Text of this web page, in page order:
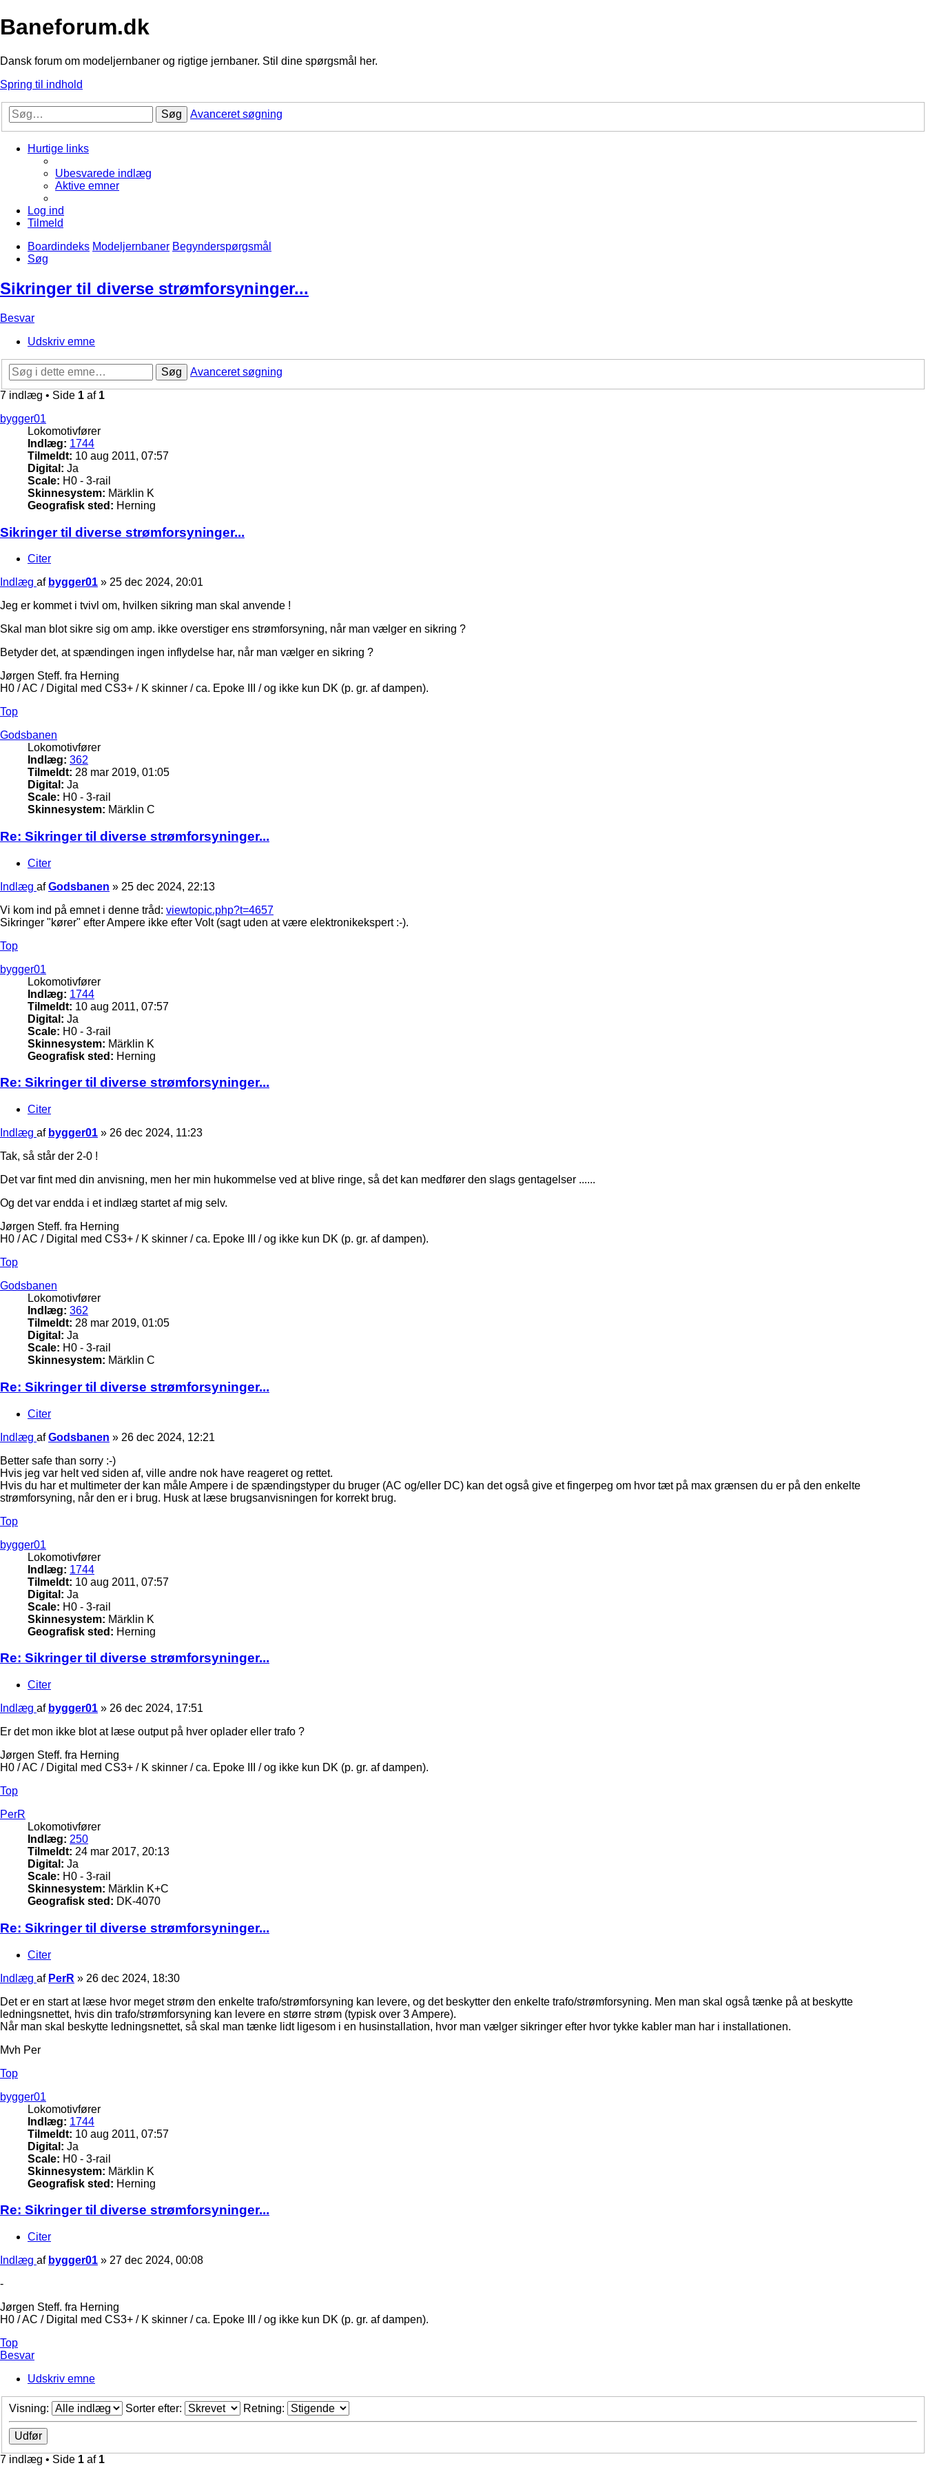
Baneforum.dk
Dansk forum om modeljernbaner og rigtige jernbaner. Stil dine spørgsmål her.
Spring til indhold
Søg Avanceret søgning
Hurtige links
Ubesvarede indlæg
Aktive emner
Log ind
Tilmeld
Boardindeks Modeljernbaner Begynderspørgsmål
Søg
Sikringer til diverse strømforsyninger...
Besvar
Udskriv emne
Søg
Avanceret søgning
7 indlæg • Side 1 af 1
bygger01
Lokomotivfører
Indlæg: 1744
Tilmeldt: 10 aug 2011, 07:57
Digital: Ja
Scale: H0 - 3-rail
Skinnesystem: Märklin K
Geografisk sted: Herning
Sikringer til diverse strømforsyninger...
Citer
Indlæg af bygger01 » 25 dec 2024, 20:01
Jeg er kommet i tvivl om, hvilken sikring man skal anvende !
Skal man blot sikre sig om amp. ikke overstiger ens strømforsyning, når man vælger en sikring ?
Betyder det, at spændingen ingen inflydelse har, når man vælger en sikring ?
Jørgen Steff. fra Herning
H0 / AC / Digital med CS3+ / K skinner / ca. Epoke III / og ikke kun DK (p. gr. af dampen).
Top
Godsbanen
Lokomotivfører
Indlæg: 362
Tilmeldt: 28 mar 2019, 01:05
Digital: Ja
Scale: H0 - 3-rail
Skinnesystem: Märklin C
Re: Sikringer til diverse strømforsyninger...
Citer
Indlæg afGodsbanen » 25 dec 2024, 22:13
Vi kom ind på emnet i denne tråd: viewtopic.php?t=4657
Sikringer "kører" efter Ampere ikke efter Volt (sagt uden at være elektronikekspert :-).
Top
bygger01
Lokomotivfører
Indlæg: 1744
Tilmeldt: 10 aug 2011, 07:57
Digital: Ja
Scale: H0 - 3-rail
Skinnesystem: Märklin K
Geografisk sted: Herning
Re: Sikringer til diverse strømforsyninger...
Citer
Indlæg af bygger01 » 26 dec 2024, 11:23
Tak, så står der 2-0 !
Det var fint med din anvisning, men her min hukommelse ved at blive ringe, så det kan medfører den slags gentagelser ......
Og det var endda i et indlæg startet af mig selv.
Jørgen Steff. fra Herning
H0 / AC / Digital med CS3+ / K skinner / ca. Epoke III / og ikke kun DK (p. gr. af dampen).
Top
Godsbanen
Lokomotivfører
Indlæg: 362
Tilmeldt: 28 mar 2019, 01:05
Digital: Ja
Scale: H0 - 3-rail
Skinnesystem: Märklin C
Re: Sikringer til diverse strømforsyninger...
Citer
Indlæg afGodsbanen » 26 dec 2024, 12:21
Better safe than sorry :-)
Hvis jeg var helt ved siden af, ville andre nok have reageret og rettet.
Hvis du har et multimeter der kan måle Ampere i de spændingstyper du bruger (AC og/eller DC) kan det også give et fingerpeg om hvor tæt på max grænsen du er på den enkelte
strømforsyning, når den er i brug. Husk at læse brugsanvisningen for korrekt brug.
Top
bygger01
Lokomotivfører
Indlæg: 1744
Tilmeldt: 10 aug 2011, 07:57
Digital: Ja
Scale: H0 - 3-rail
Skinnesystem: Märklin K
Geografisk sted: Herning
Re: Sikringer til diverse strømforsyninger...
Citer
Indlæg af bygger01 » 26 dec 2024, 17:51
Er det mon ikke blot at læse output på hver oplader eller trafo ?
Jørgen Steff. fra Herning
H0 / AC / Digital med CS3+ / K skinner / ca. Epoke III / og ikke kun DK (p. gr. af dampen).
Top
PerR
Lokomotivfører
Indlæg: 250
Tilmeldt: 24 mar 2017, 20:13
Digital: Ja
Scale: H0 - 3-rail
Skinnesystem: Märklin K+C
Geografisk sted: DK-4070
Re: Sikringer til diverse strømforsyninger...
Citer
Indlæg af PerR » 26 dec 2024, 18:30
Det er en start at læse hvor meget strøm den enkelte trafo/strømforsyning kan levere, og det beskytter den enkelte trafo/strømforsyning. Men man skal også tænke på at beskytte
ledningsnettet, hvis din trafo/strømforsyning kan levere en større strøm (typisk over 3 Ampere).
Når man skal beskytte ledningsnettet, så skal man tænke lidt ligesom i en husinstallation, hvor man vælger sikringer efter hvor tykke kabler man har i installationen.
Mvh Per
Top
bygger01
Lokomotivfører
Indlæg: 1744
Tilmeldt: 10 aug 2011, 07:57
Digital: Ja
Scale: H0 - 3-rail
Skinnesystem: Märklin K
Geografisk sted: Herning
Re: Sikringer til diverse strømforsyninger...
Citer
Indlæg af bygger01 » 27 dec 2024, 00:08
-
Jørgen Steff. fra Herning
H0 / AC / Digital med CS3+ / K skinner / ca. Epoke III / og ikke kun DK (p. gr. af dampen).
Top
Besvar
Udskriv emne
Visning: Sorter efter: Retning:
7 indlæg • Side 1 af 1